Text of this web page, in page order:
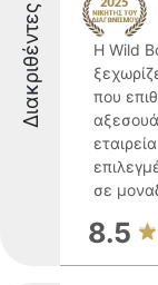
Διακριθέντες
Η Wild
που
σε
8.5